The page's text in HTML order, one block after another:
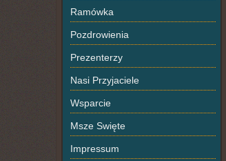
Ramówka
Pozdrowienia
Prezenterzy
Nasi Przyjaciele
Wsparcie
Msze Swięte
Impressum